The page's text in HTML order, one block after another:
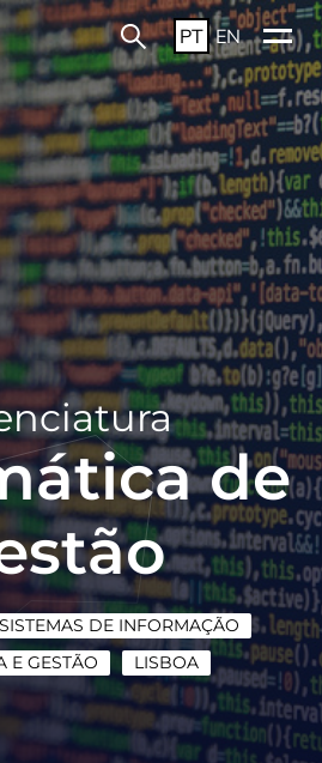
PT EN
de
DE INFORMAÇÃO
E GESTÃO
LISBOA